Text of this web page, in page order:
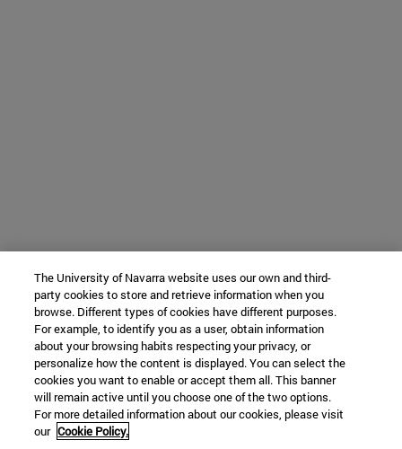
The University of Navarra website uses our own and third-
party cookies to store and retrieve information when you
browse. Different types of cookies have different purposes.
For example, to identify you as a user, obtain information
about your browsing habits respecting your privacy, or
personalize how the content is displayed. You can select the
cookies you want to enable or accept them all. This banner
will remain active until you choose one of the two options.
For more detailed information about our cookies, please visit
our Cookie Policy.